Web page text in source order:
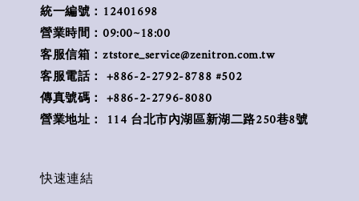
統一編號：12401698
營業時間：09:00~18:00
客服信箱：ztstore_service@zenitron.com.tw
客服電話： +886-2-2792-8788 #502
傳真號碼： +886-2-2796-8080
營業地址： 114 台北市內湖區新湖二路250巷8號
快速連結